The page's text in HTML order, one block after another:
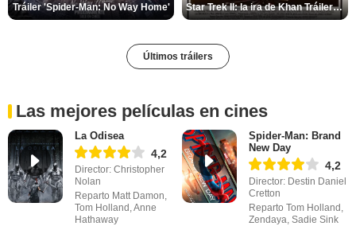
Tráiler 'Spider-Man: No Way Home' Star Trek II: la ira de Khan Tráiler VO
Últimos tráilers
Las mejores películas en cines
La Odisea
4,2
Director: Christopher
Nolan
Reparto Matt Damon,
Tom Holland, Anne
Hathaway
Spider-Man: Brand
New Day
4,2
Director: Destin Daniel
Cretton
Reparto Tom Holland,
Zendaya, Sadie Sink